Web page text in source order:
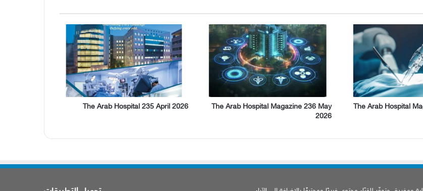
The Arab Hospital
The Arab Hospital Magazine 236 May
2026
The Arab Hospital 235 April 2026